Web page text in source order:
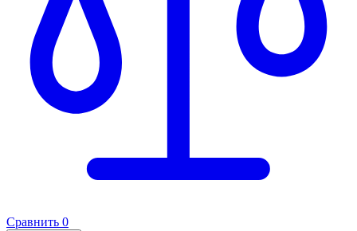
Сравнить 0